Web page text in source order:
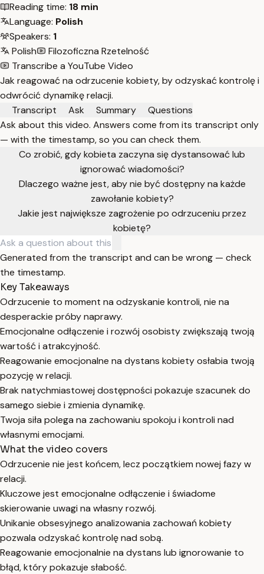
Reading time: 18 min
Language: Polish
Speakers: 1
Polish
Filozoficzna Rzetelność
Transcribe a YouTube Video
Jak reagować na odrzucenie kobiety, by odzyskać kontrolę i
odwrócić dynamikę relacji.
Transcript
Ask Summary
Questions
Ask about this video. Answers come from its transcript only
— with the timestamp, so you can check them.
Co zrobić, gdy kobieta zaczyna się dystansować lub
ignorować wiadomości?
Dlaczego ważne jest, aby nie być dostępny na każde
zawołanie kobiety?
Jakie jest największe zagrożenie po odrzuceniu przez
kobietę?
Generated from the transcript and can be wrong — check
the timestamp.
Key Takeaways
Odrzucenie to moment na odzyskanie kontroli, nie na
desperackie próby naprawy.
Emocjonalne odłączenie i rozwój osobisty zwiększają twoją
wartość i atrakcyjność.
Reagowanie emocjonalne na dystans kobiety osłabia twoją
pozycję w relacji.
Brak natychmiastowej dostępności pokazuje szacunek do
samego siebie i zmienia dynamikę.
Twoja siła polega na zachowaniu spokoju i kontroli nad
własnymi emocjami.
What the video covers
Odrzucenie nie jest końcem, lecz początkiem nowej fazy w
relacji.
Kluczowe jest emocjonalne odłączenie i świadome
skierowanie uwagi na własny rozwój.
Unikanie obsesyjnego analizowania zachowań kobiety
pozwala odzyskać kontrolę nad sobą.
Reagowanie emocjonalnie na dystans lub ignorowanie to
błąd, który pokazuje słabość.